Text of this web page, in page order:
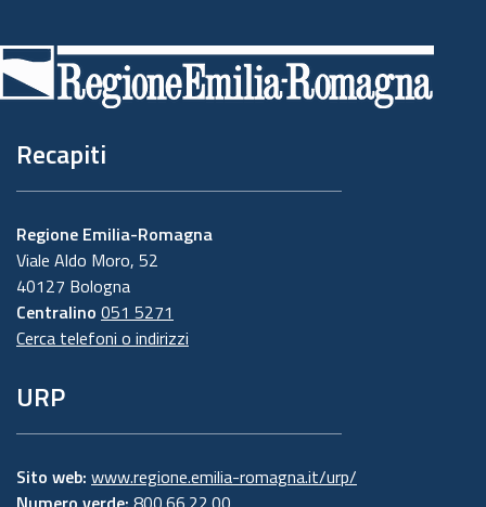
di
pagina
Recapiti
Regione Emilia-Romagna
Viale Aldo Moro, 52
40127 Bologna
Centralino 051 5271
Cerca telefoni o indirizzi
URP
Sito web: www.regione.emilia-romagna.it/urp/